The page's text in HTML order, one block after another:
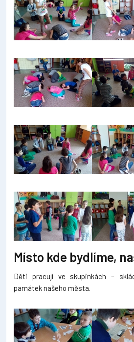
Místo kde bydlíme,
Děti pracují ve skupinkách –
památek našeho města.